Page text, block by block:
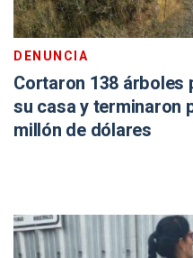
DENUNCIA
Cortaron 138 árboles
su casa y terminaron
millón de dólares